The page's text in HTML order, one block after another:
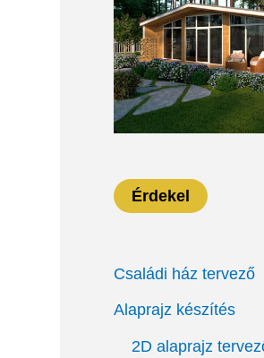
Érdekel
Családi ház tervező
Alaprajz készítés
2D alaprajz